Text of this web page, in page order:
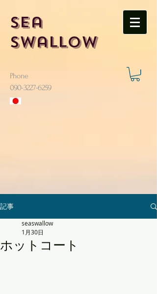
Sea
Swallow
Phone
​090-3227-6259
記事
ホットコート
seaswallow
1月30日